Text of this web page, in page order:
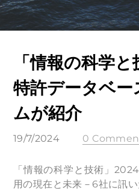
「情報の科学
特許データベ
ムが紹介
19/7/2024 0
「情報の科学と技術」
用の現在と未来－6社に訊